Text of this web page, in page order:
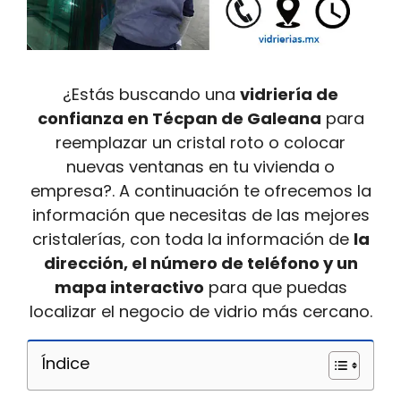
¿Estás buscando una vidriería de
confianza en Técpan de Galeana para
reemplazar un cristal roto o colocar
nuevas ventanas en tu vivienda o
empresa?. A continuación te ofrecemos la
información que necesitas de las mejores
cristalerías, con toda la información de la
dirección, el número de teléfono y un
mapa interactivo para que puedas
localizar el negocio de vidrio más cercano.
Índice